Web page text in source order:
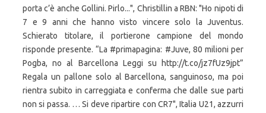
porta c’è anche Gollini. Pirlo...", Christillin a RBN: "Ho nipoti di
7 e 9 anni che hanno visto vincere solo la Juventus.
Schierato titolare, il portierone campione del mondo
risponde presente. “La #primapagina: #Juve, 80 milioni per
Pogba, no al Barcellona Leggi su http://t.co/jz7fUz9jpt”
Regala un pallone solo al Barcellona, sanguinoso, ma poi
rientra subito in carreggiata e conferma che dalle sue parti
non si passa. … Si deve ripartire con CR7", Italia U21, azzurri